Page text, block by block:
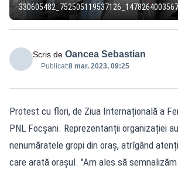
Scris de Oancea Sebastian
Publicat:8 mar. 2023, 09:25
Protest cu flori, de Ziua Internațională a
PNL Focșani. Reprezentanții organizației
nenumăratele gropi din oraș, atrîgând
care arată orașul. "Am ales să semnalizăm